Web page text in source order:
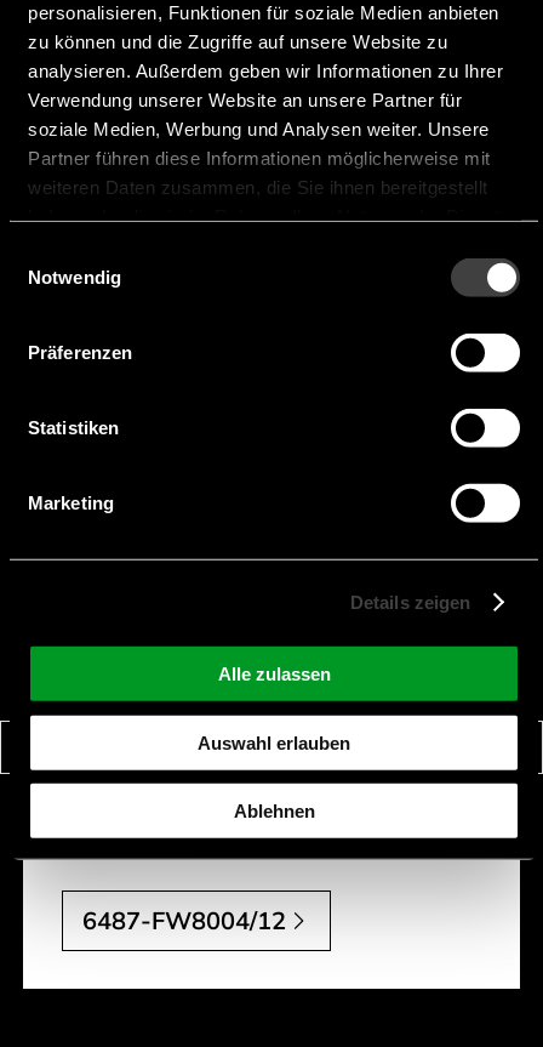
personalisieren, Funktionen für soziale Medien anbieten
zu können und die Zugriffe auf unsere Website zu
analysieren. Außerdem geben wir Informationen zu Ihrer
Verwendung unserer Website an unsere Partner für
soziale Medien, Werbung und Analysen weiter. Unsere
Partner führen diese Informationen möglicherweise mit
weiteren Daten zusammen, die Sie ihnen bereitgestellt
Notwendig
Präferenzen
Statistiken
Marketing
Details zeigen
Alle zulassen
Auswahl erlauben
Ablehnen
Muster anfragen
MUSTER ANFRAGEN FÜR 5748-
FW7402/15
Das könnte Sie auch
6487-FW8004/12
92 mm
Width [mm]:40 mm
Height [mm]:28,5 mm
12 V
Current [A]:1 A
6487-FW8004/12